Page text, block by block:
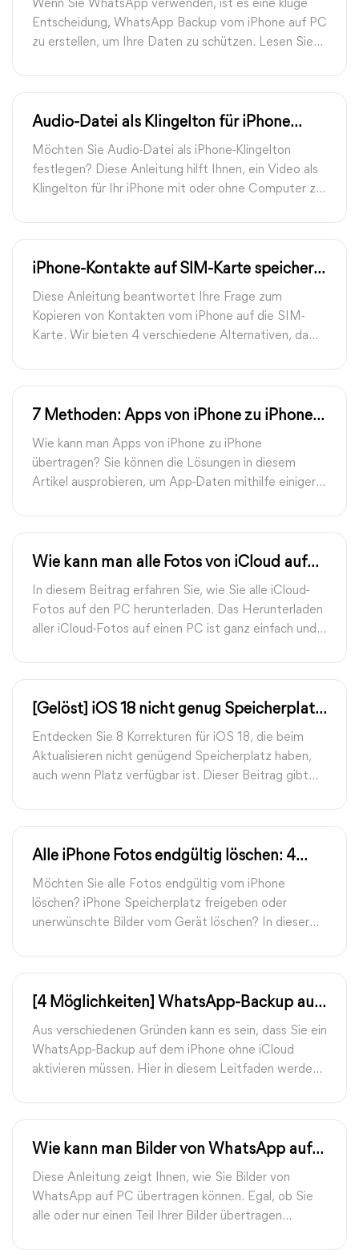
Wenn Sie WhatsApp verwenden, ist es eine kluge
Entscheidung, WhatsApp Backup vom iPhone auf PC
zu erstellen, um Ihre Daten zu schützen. Lesen Sie
Audio-Datei als Klingelton für iPhone
erstellen: so tun
Möchten Sie Audio-Datei als iPhone-Klingelton
festlegen? Diese Anleitung hilft Ihnen, ein Video als
Klingelton für Ihr iPhone mit oder ohne Computer zu
iPhone-Kontakte auf SIM-Karte speichern
– das müssen Sie wissen
Diese Anleitung beantwortet Ihre Frage zum
Kopieren von Kontakten vom iPhone auf die SIM-
Karte. Wir bieten 4 verschiedene Alternativen, damit
7 Methoden: Apps von iPhone zu iPhone
einfach übertragen
Wie kann man Apps von iPhone zu iPhone
übertragen? Sie können die Lösungen in diesem
Artikel ausprobieren, um App-Daten mithilfe einiger
Wie kann man alle Fotos von iCloud auf
PC herunterladen?
In diesem Beitrag erfahren Sie, wie Sie alle iCloud-
Fotos auf den PC herunterladen. Das Herunterladen
aller iCloud-Fotos auf einen PC ist ganz einfach und
[Gelöst] iOS 18 nicht genug Speicherplatz
für das Update
Entdecken Sie 8 Korrekturen für iOS 18, die beim
Aktualisieren nicht genügend Speicherplatz haben,
auch wenn Platz verfügbar ist. Dieser Beitrag gibt
Alle iPhone Fotos endgültig löschen: 4
effektive Möglichkeiten
Möchten Sie alle Fotos endgültig vom iPhone
löschen? iPhone Speicherplatz freigeben oder
unerwünschte Bilder vom Gerät löschen? In dieser
[4 Möglichkeiten] WhatsApp-Backup auf
dem iPhone ohne iCloud erhalten
Aus verschiedenen Gründen kann es sein, dass Sie ein
WhatsApp-Backup auf dem iPhone ohne iCloud
aktivieren müssen. Hier in diesem Leitfaden werden
Wie kann man Bilder von WhatsApp auf
PC übertragen?
Diese Anleitung zeigt Ihnen, wie Sie Bilder von
WhatsApp auf PC übertragen können. Egal, ob Sie
alle oder nur einen Teil Ihrer Bilder übertragen